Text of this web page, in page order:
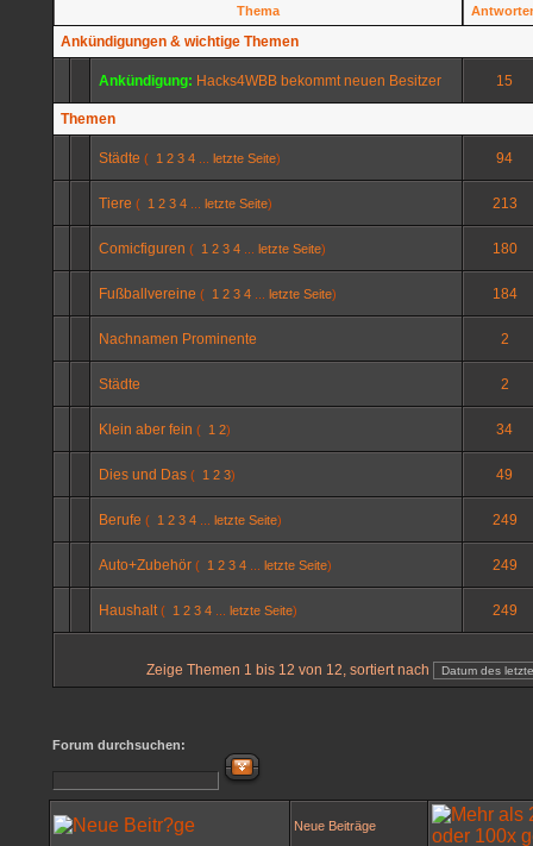
Thema
Ankündigungen & wichtige Themen
Ankündigung: Hacks4WBB bekommt neuen Besitzer 15
Themen
Städte ( 1 2 3 4 letzte Seite) 94
Tiere ( 1 2 3 4 letzte Seite) 213
Comicfiguren ( 1 2 3 4 letzte Seite) 180
Fußballvereine ( 1 2 3 4 letzte Seite) 184
Nachnamen Prominente 2
Städte 2
Klein aber fein ( 1 2) 34
Dies und Das ( 1 2 3) 49
Berufe ( 1 2 3 4 letzte Seite) 249
Auto+Zubehör ( 1 2 3 4 letzte Seite) 249
Haushalt ( 1 2 3 4 letzte Seite) 249
Zeige Themen 1 bis 12 von 12, sortiert nach
Forum durchsuchen:
Neue Beiträge